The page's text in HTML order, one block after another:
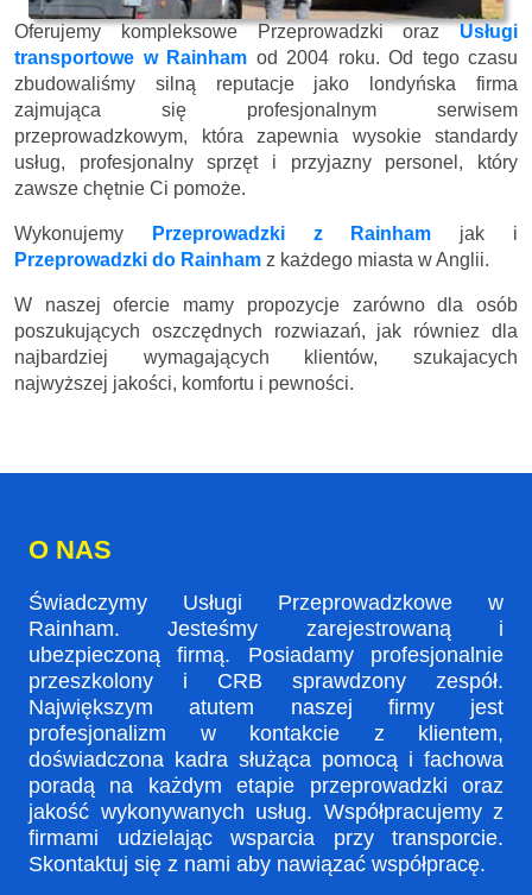
Oferujemy kompleksowe Przeprowadzki orazUsługi
transportowe w Rainham od 2004 roku. Od tego czasu
zbudowaliśmy silną reputacje jako londyńska firma
zajmująca się profesjonalnym serwisem
przeprowadzkowym, która zapewnia wysokie standardy
usług, profesjonalny sprzęt i przyjazny personel, który
zawsze chętnie Ci pomoże.
Wykonujemy Przeprowadzki z Rainham jak i
Przeprowadzki do Rainham z każdego miasta w Anglii.
W naszej ofercie mamy propozycje zarówno dla osób
poszukujących oszczędnych rozwiazań, jak równiez dla
najbardziej wymagających klientów, szukajacych
najwyższej jakości, komfortu i pewności.
O NAS
Świadczymy Usługi Przeprowadzkowe w
Rainham. Jesteśmy zarejestrowaną i
ubezpieczoną firmą. Posiadamy profesjonalnie
przeszkolony i CRB sprawdzony zespół.
Największym atutem naszej firmy jest
profesjonalizm w kontakcie z klientem,
doświadczona kadra służąca pomocą i fachowa
poradą na każdym etapie przeprowadzki oraz
jakość wykonywanych usług. Współpracujemy z
firmami udzielając wsparcia przy transporcie.
Skontaktuj się z nami aby nawiązać współpracę.